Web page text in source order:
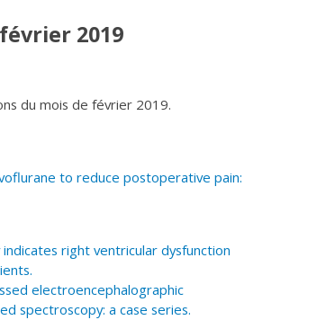
2019
du mois de février 2019.
to reduce postoperative pain:
right ventricular dysfunction
electroencephalographic
spectroscopy: a case series.